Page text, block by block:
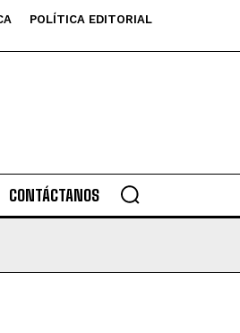
POLÍTICA EDITORIAL
CONTÁCTANOS